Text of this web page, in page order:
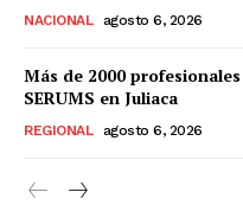
NACIONAL agosto 6, 2026
Más de 2000
SERUMS en Juliaca
REGIONAL agosto 6, 2026